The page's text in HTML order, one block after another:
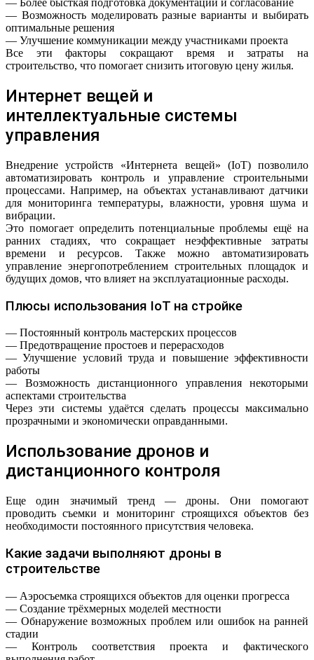
— Более бысткая подготовка документации и согласование
— Возможность моделировать разные варианты и выбирать
оптимальные решения
— Улучшение коммуникации между участниками проекта
Все эти факторы сокращают время и затраты на
строительство, что помогает снизить итоговую цену жилья.
Интернет вещей и
интеллектуальные системы
управления
Внедрение устройств «Интернета вещей» (IoT) позволило
автоматизировать контроль и управление строительными
процессами. Например, на объектах устанавливают датчики
для мониторинга температуры, влажности, уровня шума и
вибрации.
Это помогает определить потенциальные проблемы ещё на
ранних стадиях, что сокращает неэффективные затраты
времени и ресурсов. Также можно автоматизировать
управление энергопотреблением строительных площадок и
будущих домов, что влияет на эксплуатационные расходы.
Плюсы использования IoT на стройке
— Постоянный контроль мастерских процессов
— Предотвращение простоев и перерасходов
— Улучшение условий труда и повышение эффективности
работы
— Возможность дистанционного управления некоторыми
аспектами строительства
Через эти системы удаётся сделать процессы максимально
прозрачными и экономически оправданными.
Использование дронов и
дистанционного контроля
Еще один значимый тренд — дроны. Они помогают
проводить съемки и мониторинг строящихся объектов без
необходимости постоянного присутствия человека.
Какие задачи выполняют дроны в
строительстве
— Аэросъемка строящихся объектов для оценки прогресса
— Создание трёхмерных моделей местности
— Обнаружение возможных проблем или ошибок на ранней
стадии
— Контроль соответствия проекта и фактического